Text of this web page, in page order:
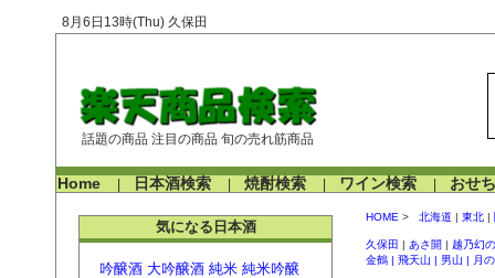
8月6日13時(Thu) 久保田
話題の商品 注目の商品 旬の売れ筋商品
Home 日本酒検索 焼酎検索 ワイン検索 おせち
気になる日本酒
吟醸酒 大吟醸酒 純米 純米吟醸
HOME > 北海道 | 東北 |
久保田 | あさ開 | 越乃幻
金鶴 | 飛天山 | 男山 | 月